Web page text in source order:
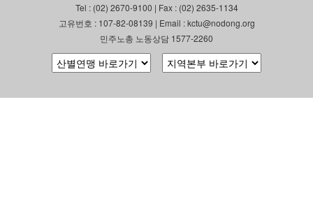
Tel : (02) 2670-9100 | Fax : (02) 2635-1134
고유번호 : 107-82-08139 | Email : kctu@nodong.org
민주노총 노동상담 1577-2260